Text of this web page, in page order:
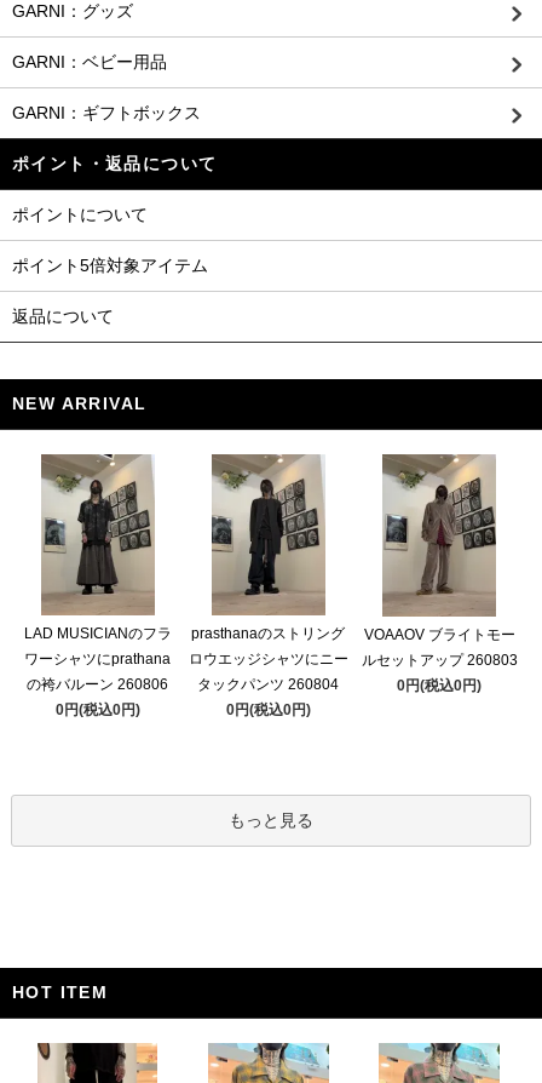
GARNI：グッズ
GARNI：ベビー用品
GARNI：ギフトボックス
ポイント・返品について
ポイントについて
ポイント5倍対象アイテム
返品について
NEW ARRIVAL
LAD MUSICIANのフラ
ワーシャツにprathana
の袴バルーン 260806
0円(税込0円)
prasthanaのストリング
ロウエッジシャツにニー
タックパンツ 260804
0円(税込0円)
VOAAOV ブライトモー
ルセットアップ 260803
0円(税込0円)
もっと見る
HOT ITEM